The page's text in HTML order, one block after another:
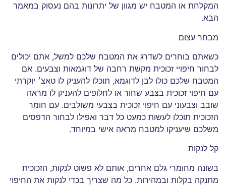
המקלחת או המטבח יש מגוון של יתרונות בהם נעסוק במאמר
הבא.
מבחר עצום
כשאתם בוחרים לשדרג את המטבח שלכם למשל, אתם יכולים
לבחור חיפויי זכוכית מקשת רחבה של דוגמאות וצבעים. אם
המטבח שלכם כולו לבן לדוגמא, תוכלו להעניק לו טאצ׳ יוקרתי
עם חיפוי זכוכית בצבע שחור או לחלופים להעניק לו מראה
שובב וצבעוני עם חיפוי זכוכית בצבעי משולבים. עם חומר
הזכוכית תוכלו לעשות כמעט כל דבר ואפילו לבחור הדפסים
משלכם שיעניקו למטבח מראה אישי במיוחד.
קל לנקות
בשונה מחומרי גלם אחרים, אותם לא פשוט לנקות, הזכוכית
מתנקה בקלות ובמהירות. כל מה שצריך בכדי לנקות את החיפוי